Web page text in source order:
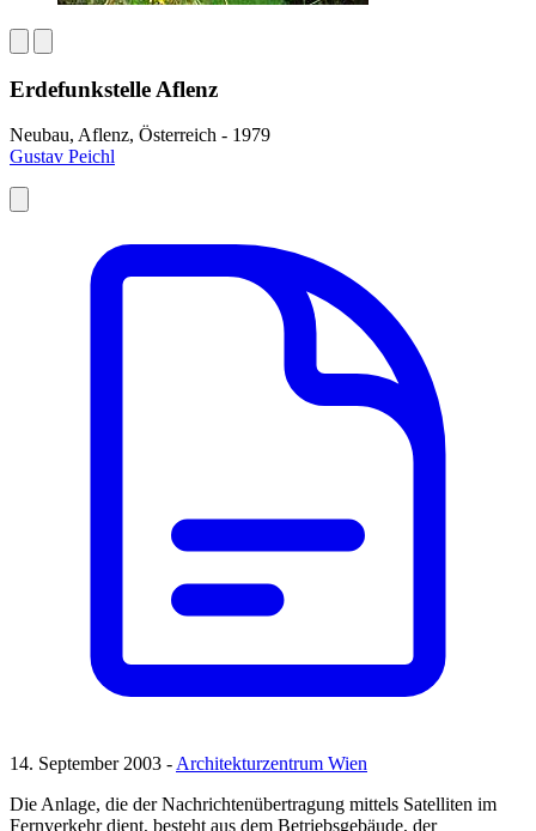
Erdefunkstelle Aflenz
Neubau, Aflenz, Österreich - 1979
Gustav Peichl
14. September 2003 -Architekturzentrum Wien
Die Anlage, die der Nachrichtenübertragung mittels Satelliten im
Fernverkehr dient, besteht aus dem Betriebsgebäude, der